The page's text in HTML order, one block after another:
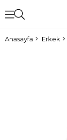
Anasayfa Erkek